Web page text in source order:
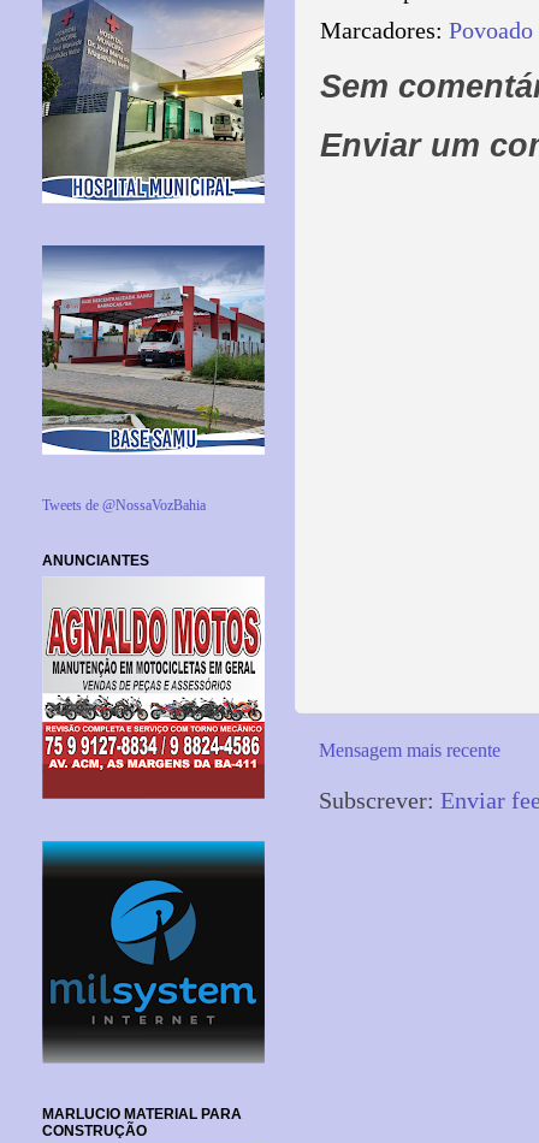
Marcadores:
Sem
Enviar um
Mensagem mais recente
Subscrever: Enviar
Tweets de @NossaVozBahia
ANUNCIANTES
MARLUCIO MATERIAL PARA
CONSTRUÇÃO